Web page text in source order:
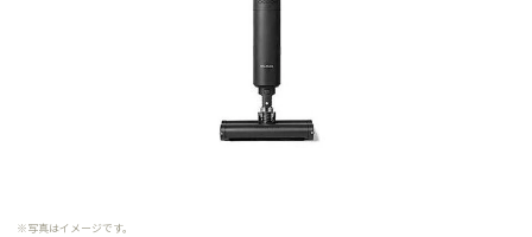
※写真はイメージです。